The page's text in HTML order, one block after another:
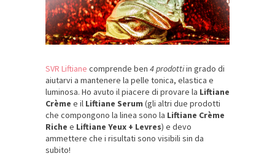
SVR Liftiane comprende ben 4 prodottiin grado di
aiutarvi a mantenere la pelle tonica, elastica e
luminosa. Ho avuto il piacere di provare la Liftiane
Crème e il Liftiane Serum (gli altri due prodotti
che compongono la linea sono la Liftiane Crème
Riche e Liftiane Yeux + Levres) e devo
ammettere che i risultati sono visibili sin da
subito!